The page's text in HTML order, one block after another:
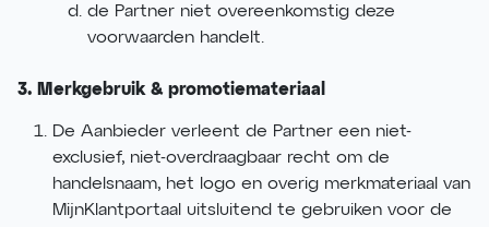
de Partner niet overeenkomstig deze
voorwaarden handelt.
3. Merkgebruik & promotiemateriaal
De Aanbieder verleent de Partner een niet-
exclusief, niet-overdraagbaar recht om de
handelsnaam, het logo en overig merkmateriaal van
MijnKlantportaal uitsluitend te gebruiken voor de